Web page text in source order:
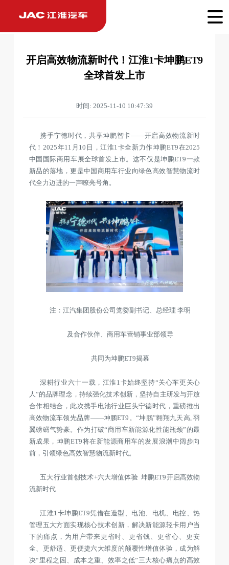
开启高效物流新时代！江淮1卡坤鹏ET9
全球首发上市
时间: 2025-11-10 10:47:39
携手宁德时代，共享坤鹏智卡——开启高效物流新时
代！2025年11月10日，江淮1卡全新力作坤鹏ET9在2025
中国国际商用车展全球首发上市。这不仅是坤鹏ET9一款
新品的落地，更是中国商用车行业向绿色高效智慧物流时
代全力迈进的一声嘹亮号角。
注：江汽集团股份公司党委副书记、总经理 李明
及合作伙伴、商用车营销事业部领导
共同为坤鹏ET9揭幕
深耕行业六十一载，江淮1卡始终坚持“关心车更关心
人”的品牌理念，持续强化技术创新，坚持自主研发与开放
合作相结合，此次携手电池行业巨头宁德时代，重磅推出
高效物流车领先品牌——坤鹏ET9。“坤鹏”翱翔九天高, 羽
翼磅礴气势豪。作为打破“商用车新能源化性能瓶颈”的最
新成果，坤鹏ET9将在新能源商用车的发展浪潮中阔步向
前，引领绿色高效智慧物流新时代。
五大行业首创技术+六大增值体验 坤鹏ET9开启高效物
流新时代
江淮1卡坤鹏ET9凭借在造型、电池、电机、电控、热
管理五大方面实现核心技术创新，解决新能源轻卡用户当
下的痛点，为用户带来更省时、更省钱、更省心、更安
全、更舒适、更便捷六大维度的颠覆性增值体验，成为解
决“里程之困、成本之重、效率之低”三大核心痛点的高效